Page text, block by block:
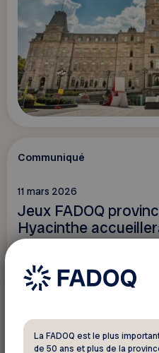
Communiqué
11 mars 2026
Jeux FADOQ
Hyacinthe
La FADOQ est le plus
de 50 ans et plus de la